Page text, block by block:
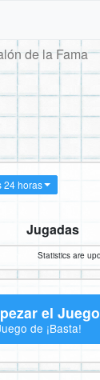
de la Fama
24 horas
Jugadas
Statistics are
el Juego
de ¡Basta!